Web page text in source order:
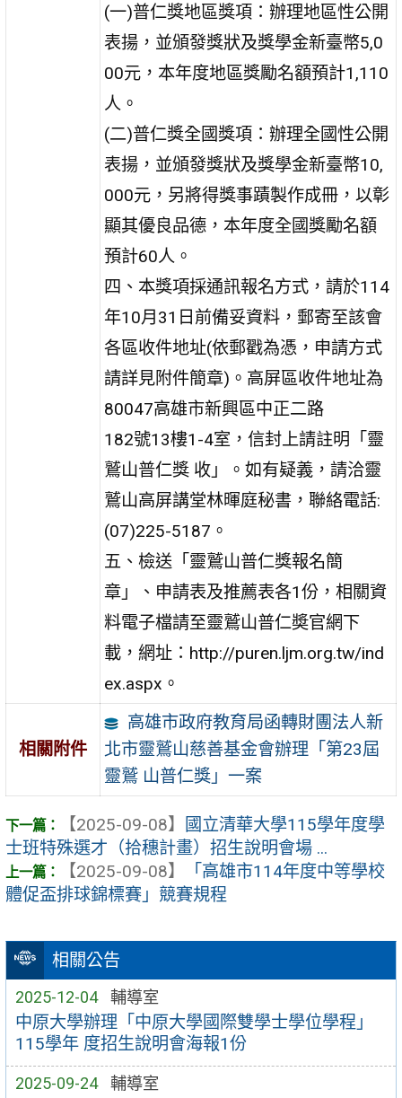
相關公告
2025-12-04 輔導室
中原大學辦理「中原大學國際雙學士學位學程」
115學年 度招生說明會海報1份
2025-09-24 輔導室
(一)普仁獎地區獎項：辦理地區性公開
表揚，並頒發獎狀及獎學金新臺幣5,0
00元，本年度地區獎勵名額預計1,110
人。
(二)普仁獎全國獎項：辦理全國性公開
表揚，並頒發獎狀及獎學金新臺幣10,
000元，另將得獎事蹟製作成冊，以彰
顯其優良品德，本年度全國獎勵名額
預計60人。
四、本獎項採通訊報名方式，請於114
年10月31日前備妥資料，郵寄至該會
各區收件地址(依郵戳為憑，申請方式
請詳見附件簡章)。高屏區收件地址為
80047高雄市新興區中正二路
182號13樓1-4室，信封上請註明「靈
鷲山普仁獎 收」。如有疑義，請洽靈
鷲山高屏講堂林暉庭秘書，聯絡電話:
(07)225-5187。
五、檢送「靈鷲山普仁獎報名簡
章」、申請表及推薦表各1份，相關資
料電子檔請至靈鷲山普仁奬官網下
載，網址：http://puren.ljm.org.tw/ind
ex.aspx。
相關附件
高雄市政府教育局函轉財團法人新
北市靈鷲山慈善基金會辦理「第23屆
靈鷲 山普仁獎」一案
【2025-09-08】
國立清華大學115學年度學
士班特殊選才（拾穗計畫）招生說明會場 ...
【2025-09-08】
「高雄市114年度中等學校
體促盃排球錦標賽」競賽規程